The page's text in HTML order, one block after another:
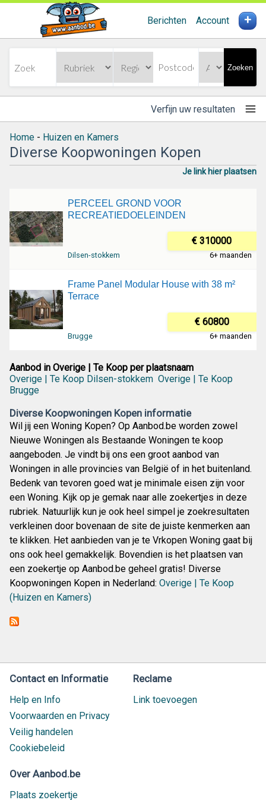
Berichten Account +
Zoeken
Verfijn uw resultaten
Home - Huizen en Kamers
Diverse Koopwoningen Kopen
Je link hier plaatsen
PERCEEL GROND VOOR
RECREATIEDOELEINDEN
€ 310000
Dilsen-stokkem 6+ maanden
Frame Panel Modular House with 38 m²
Terrace
€ 60800
Brugge 6+ maanden
Aanbod in Overige | Te Koop per plaatsnaam
Overige | Te Koop Dilsen-stokkem Overige | Te Koop
Brugge
Diverse Koopwoningen Kopen informatie
Wil jij een Woning Kopen? Op Aanbod.be worden zowel
Nieuwe Woningen als Bestaande Woningen te koop
aangeboden. Je vindt bij ons een groot aanbod van
Woningen in alle provincies van België of in het buitenland.
Bedenk van tevoren goed wat je minimale eisen zijn voor
een Woning. Kijk op je gemak naar alle zoekertjes in deze
rubriek. Natuurlijk kun je ook heel simpel je zoekresultaten
verkleinen door bovenaan de site de juiste kenmerken aan
te klikken. Het aanbieden van je te Vrkopen Woning gaat bij
ons ook heel gemakkelijk. Bovendien is het plaatsen van
een zoekertje op Aanbod.be geheel gratis! Diverse
Koopwoningen Kopen in Nederland: Overige | Te Koop
(Huizen en Kamers)
Contact en Informatie
Help en Info
Voorwaarden en Privacy
Veilig handelen
Cookiebeleid
Reclame
Link toevoegen
Over Aanbod.be
Plaats zoekertje